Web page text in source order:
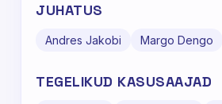
JUHATUS
Andres Jakobi Margo Dengo
TEGELIKUD KASUSAAJAD